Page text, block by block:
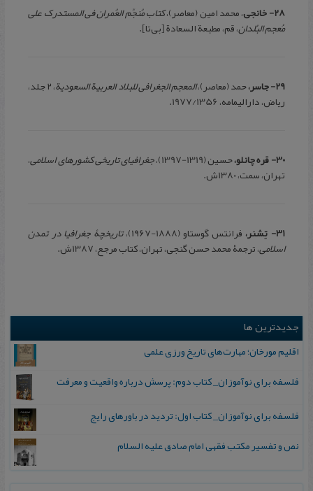
28- خانجی ، محمد امین (معاصر)،کتاب مُنجِّم العُمران فی المستدرک علی
مُعجم البُلدان، قم، مطبعة السعادة [بی‌تا].
29- جاسر، حمد (معاصر)،المعجم الجغرافی للبلاد العربیة السعودیة ، 2 جلد،
ریاض، دارالیمامه، 1977/1356.
30- قره چانلو، حسین (1319-1397)، جغرافیای تاریخی کشورهای اسلامی،
تهران، سمت، 1380ش.
31- تِشنر، فرانتس گوستاو (1888-1967)، تاریخچۀ جغرافیا در تمدن
اسلامی، ترجمۀ محمد حسن گنجی، تهران، کتاب مرجع، 1387ش.
جدیدترین ها
اقلیم مورخان؛ مهارت‌های تاریخ ورزی علمی
فلسفه برای نوآموزان_ کتاب دوم: پرسش درباره واقعیت و معرفت
فلسفه برای نوآموزان_ کتاب اول: تردید در باورهای رایج
نص و تفسیر مکتب فقهی امام صادق علیه السلام